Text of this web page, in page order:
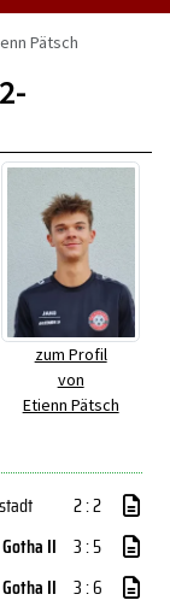
Pätsch
zum Profil
von
Etienn Pätsch
2 : 2
II 3 : 5
II 3 : 6